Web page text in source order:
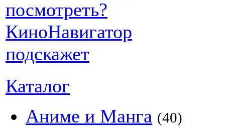
Каталог
Аниме и Манга (40)